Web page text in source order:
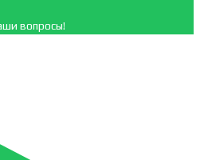
вопросы!